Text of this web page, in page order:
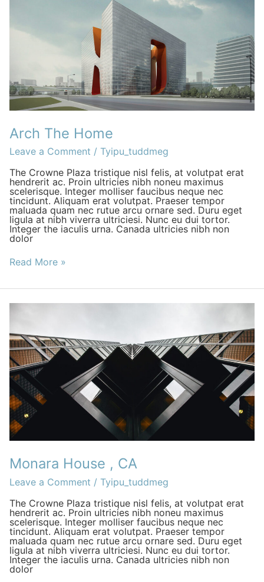
Arch The Home
Leave a Comment / Tyipu_tuddmeg
The Crowne Plaza tristique nisl felis, at volutpat erat
hendrerit ac. Proin ultricies nibh noneu maximus
scelerisque. Integer molliser faucibus neque nec
tincidunt. Aliquam erat volutpat. Praeser tempor
maluada quam nec rutue arcu ornare sed. Duru eget
ligula at nibh viverra ultriciesi. Nunc eu dui tortor.
Integer the iaculis urna. Canada ultricies nibh non
dolor
Read More »
Monara House , CA
Leave a Comment / Tyipu_tuddmeg
The Crowne Plaza tristique nisl felis, at volutpat erat
hendrerit ac. Proin ultricies nibh noneu maximus
scelerisque. Integer molliser faucibus neque nec
tincidunt. Aliquam erat volutpat. Praeser tempor
maluada quam nec rutue arcu ornare sed. Duru eget
ligula at nibh viverra ultriciesi. Nunc eu dui tortor.
Integer the iaculis urna. Canada ultricies nibh non
dolor
CA